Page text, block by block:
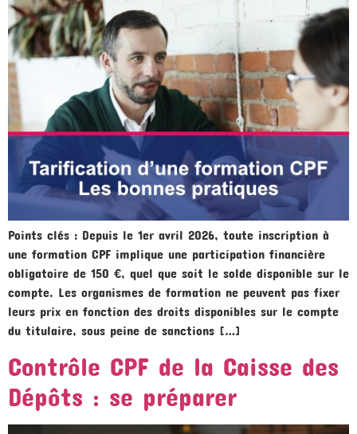
Points clés : Depuis le 1er avril 2026, toute inscription à
une formation CPF implique une participation financière
obligatoire de 150 €, quel que soit le solde disponible sur le
compte. Les organismes de formation ne peuvent pas fixer
leurs prix en fonction des droits disponibles sur le compte
du titulaire, sous peine de sanctions […]
Contrôle CPF de la Caisse des
Dépôts : se préparer